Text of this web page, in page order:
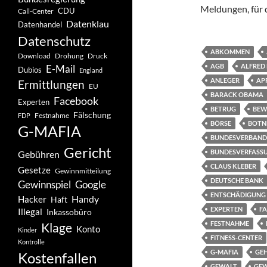
Meldungen, für
ABKOMMEN
AGB
ANLEGER
BARACK OBAMA
BETRUG
BÖRSE
CLAUS KLEBER
DEUTSCHE BANK
ENTSCHÄDIGUNG
EXPERTEN
FESTNAHME
FITNESS-CENTER
G-MAFIA
Call-Center CDU
Datenhandel Datenklau
Datenschutz
Download Drohung Druck
Dubios E-Mail England
Ermittlungen EU
Experten Facebook
FDP Festnahme Fälschung
G-MAFIA
Gebühren Gericht
Gesetze Gewinnmitteilung
Gewinnspiel Google
Hacker Haft Handy
Illegal Inkassobüro
Kinder Klage Konto
Kontrolle
Kostenfallen